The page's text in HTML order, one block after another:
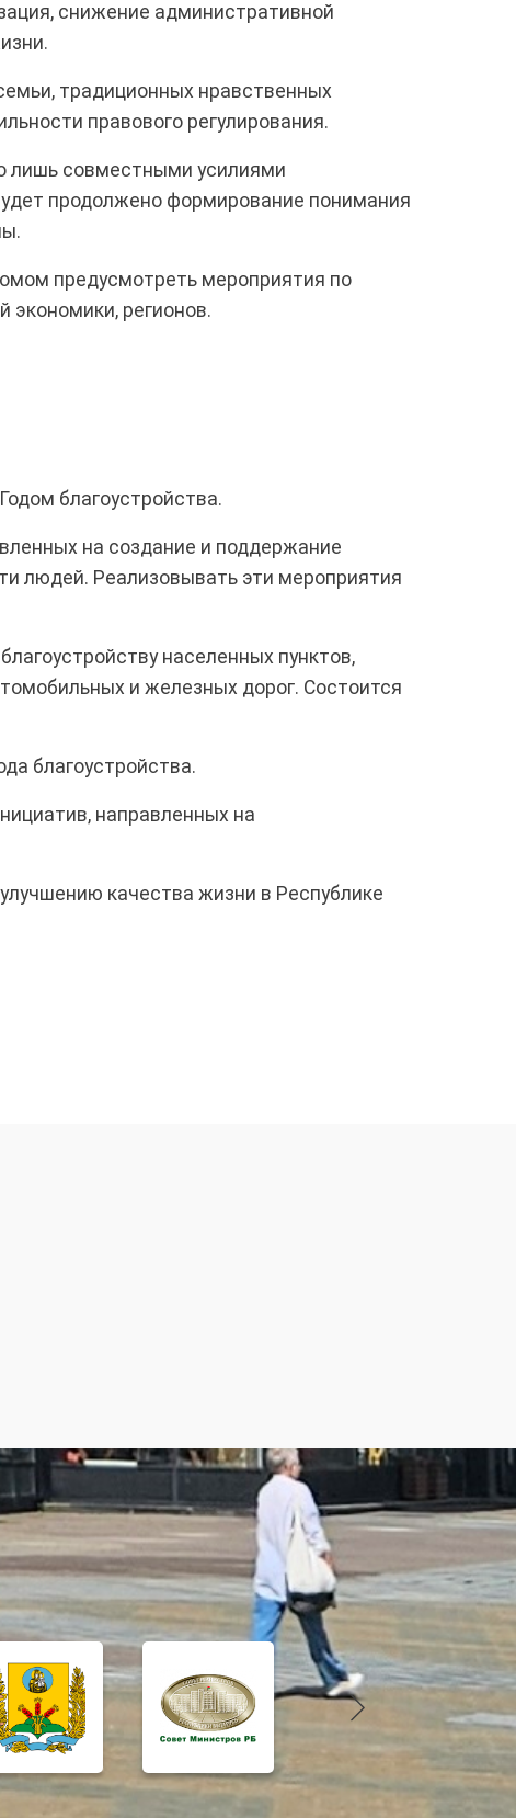
снижение административной
традиционных нравственных
правового регулирования.
лишь совместными усилиями
продолжено формирование понимания
предусмотреть мероприятия по
экономики, регионов.
благоустройства.
на создание и поддержание
людей. Реализовывать эти мероприятия
населенных пунктов,
и железных дорог. Состоится
благоустройства.
направленных на
качества жизни в Республике